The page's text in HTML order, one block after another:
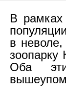
В рамках
в неволе,
зоопарку
Оба